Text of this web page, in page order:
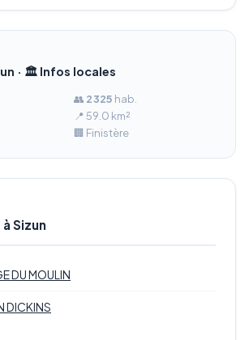
· 🏛️ Infos locales
👥 2 325 hab.
📍 59.0 km²
🏢 Finistère
Sizun
DU MOULIN
DICKINS